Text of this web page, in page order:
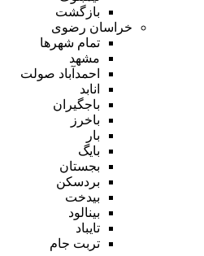
بازگشت
خراسان رضوی
تمام شهر‌ها
مشهد
احمدآباد صولت
انابد
باجگیران
باخرز
بار
بایگ
بجستان
بردسکن
بیدخت
بینالود
تایباد
تربت جام